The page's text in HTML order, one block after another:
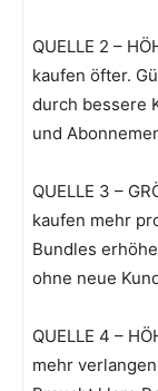
QUELLE 2 –
kaufen öfter.
durch bessere
und
QUELLE 3 –
kaufen mehr
Bundles
ohne neue
QUELLE 4 –
mehr